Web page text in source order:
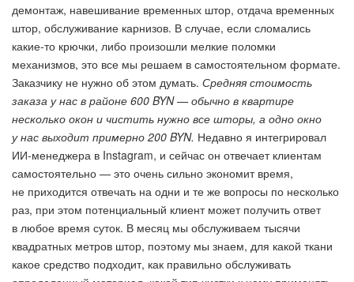
демонтаж, навешивание временных штор, отдача временных
штор, обслуживание карнизов. В случае, если сломались
какие-то крючки, либо произошли мелкие поломки
механизмов, это все мы решаем в самостоятельном формате.
Заказчику не нужно об этом думать. Средняя стоимость
заказа у нас в районе 600 BYN — обычно в квартире
несколько окон и чистить нужно все шторы, а одно окно
у нас выходит примерно 200 BYN. Недавно я интегрировал
ИИ-менеджера в Instagram, и сейчас он отвечает клиентам
самостоятельно — это очень сильно экономит время,
не приходится отвечать на одни и те же вопросы по несколько
раз, при этом потенциальный клиент может получить ответ
в любое время суток. В месяц мы обслуживаем тысячи
квадратных метров штор, поэтому мы знаем, для какой ткани
какое средство подходит, как правильно обслуживать